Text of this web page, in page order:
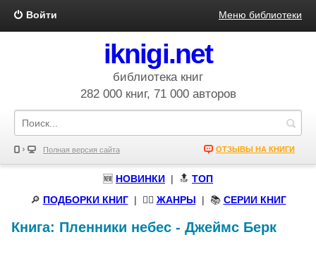
Войти Меню библиотеки
iknigi.net
библиотека книг
282 000 книг, 71 000 авторов
Полная версия сайта ОТЗЫВЫ НА КНИГИ
🆕 НОВИНКИ | 🔝 ТОП
🔎 ПОДБОРКИ КНИГ| 🧝‍♀️ ЖАНРЫ | 📚 СЕРИИ КНИГ
Книга: Пленники небес - Джеймс Берк